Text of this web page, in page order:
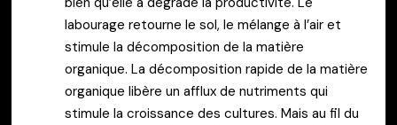
labourage retourne le sol, le mélange à l’air et
stimule la décomposition de la matière
organique. La décomposition rapide de la matière
organique libère un afflux de nutriments qui
stimule la croissance des cultures. Mais au fil du